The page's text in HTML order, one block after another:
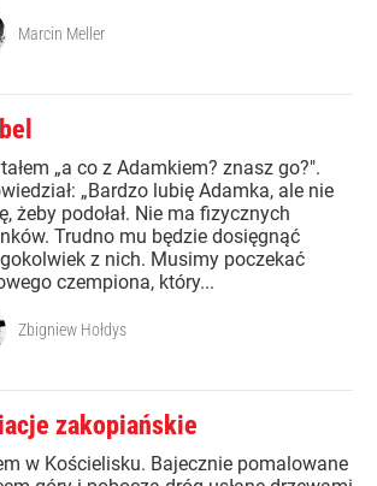
Marcin Meller
„a co z Adamkiem? znasz go?".
„Bardzo lubię Adamka, ale nie
żeby podołał. Nie ma fizycznych
Trudno mu będzie dosięgnąć
z nich. Musimy poczekać
czempiona, który...
Zbigniew Hołdys
zakopiańskie
w Kościelisku. Bajecznie pomalowane